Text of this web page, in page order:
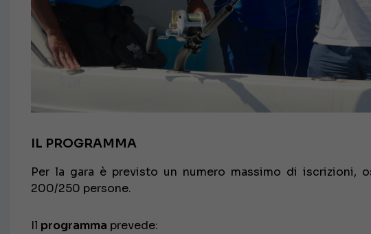
IL PROGRAMMA
Per la gara è previsto un numero massimo di iscrizioni,
200/250 persone.
Il programma prevede: